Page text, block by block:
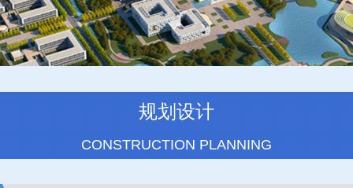
规划设计
CONSTRUCTION PLANNING